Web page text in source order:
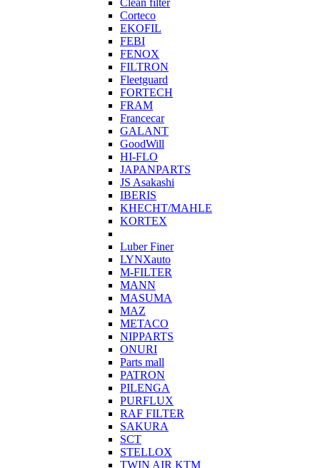
Clean filter
Corteco
EKOFIL
FEBI
FENOX
FILTRON
Fleetguard
FORTECH
FRAM
Francecar
GALANT
GoodWill
HI-FLO
JAPANPARTS
JS Asakashi
IBERIS
KHECHT/MAHLE
KORTEX
Luber Finer
LYNXauto
M-FILTER
MANN
MASUMA
MAZ
METACO
NIPPARTS
ONURI
Parts mall
PATRON
PILENGA
PURFLUX
RAF FILTER
SAKURA
SCT
STELLOX
TWIN AIR KTM